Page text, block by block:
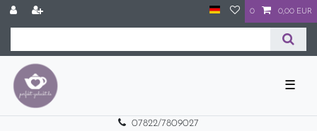
0 0,00 EUR
☰
07822/7809027